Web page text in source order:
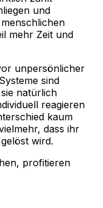
und
mehr Zeit und
unpersönlicher
sind
natürlich
reagieren
kaum
dass ihr
wird.
profitieren